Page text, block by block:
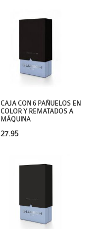
CAJA CON 6 PAÑUELOS EN
COLOR Y REMATADOS A
MÁQUINA
27.95